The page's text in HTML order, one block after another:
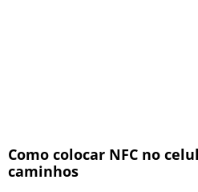
Como colocar NFC no
caminhos